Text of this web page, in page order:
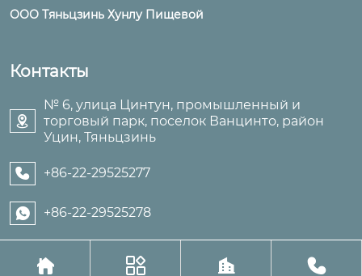
ООО Тяньцзинь Хунлу Пищевой
Контакты

№ 6, улица Цинтун, промышленный и
торговый парк, поселок Ванцинто, район
Уцин, Тяньцзинь
 +86-22-29525277
 +86-22-29525278
   